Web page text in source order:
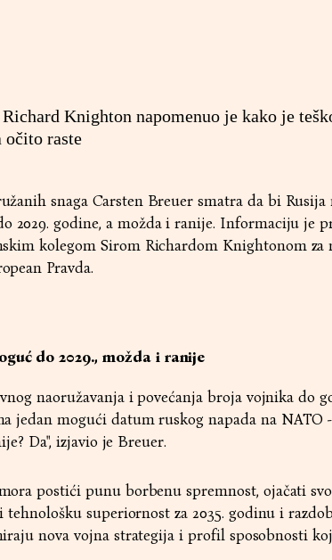
Knighton napomenuo je kako je
očito raste
snaga Carsten Breuer smatra da bi
2029. godine, a možda i ranije. Informaciju je
kolegom Sirom Richardom Knightonom za
Pravda.
do 2029., možda i ranije
naoružavanja i povećanja broja vojnika do
jedan mogući datum ruskog napada na NATO
Da", izjavio je Breuer.
postići punu borbenu spremnost, ojačati
tehnološku superiornost za 2035. godinu i
nova vojna strategija i profil sposobnosti